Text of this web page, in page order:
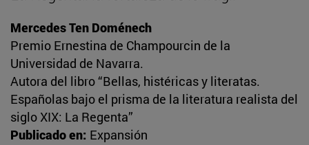
Mercedes Ten Doménech
Premio Ernestina de Champourcin de la
Universidad de Navarra.
Autora del libro “Bellas, histéricas y literatas.
Españolas bajo el prisma de la literatura realista del
siglo XIX: La Regenta”
Publicado en: Expansión